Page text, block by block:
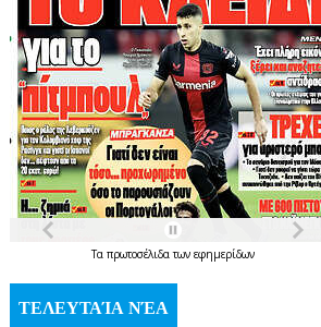
Τα πρωτοσέλιδατων εφημερίδων
ΤΕΛΕΥΤΑΊΑ ΝΈΑ